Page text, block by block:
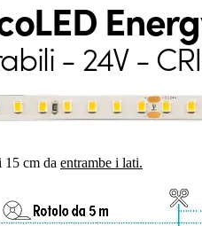
- 24V -
15 cm da entrambe i lati.